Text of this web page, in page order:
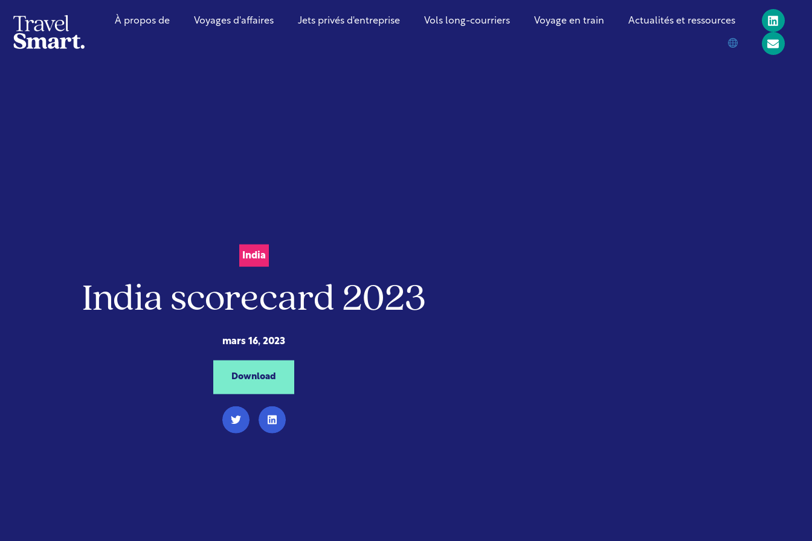
À propos de Voyages d'affaires Jets privés d'entreprise Vols long-courriers Voyage en train Actualités et ressources
India
India scorecard 2023
mars 16, 2023
Download